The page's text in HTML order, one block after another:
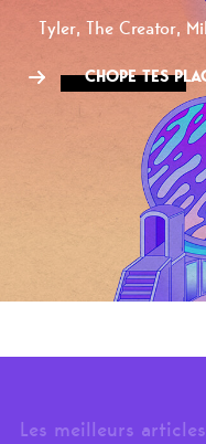
Tyler, The Creator,
CHOPE TES
Les meilleurs